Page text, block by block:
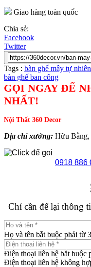
Giao hàng toàn quốc
Chia sẻ:
Facebook
Twitter
Tags : bàn ghế mây tự nhiên
bàn ghế ban công
GỌI NGAY ĐỂ
NHẤT!
Nội Thất 360 Decor
Địa chỉ xưởng: Hữu Bằng,
0918 886
Chỉ cần để lại thông
Họ và tên bắt buộc phải từ
Điện thoại liên hệ bắt buộc
Điện thoại liên hệ không